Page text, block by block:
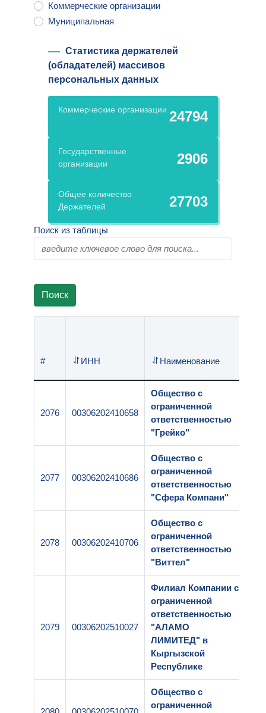
Коммерческие организации
Муниципальная
Статистика держателей
(обладателей) массивов
персональных данных
Коммерческие организации 24794
Государственные
организации
2906
Общее количество
Держателей
27703
Поиск из таблицы
Поиск
# ИНН Наименование
2076 00306202410658
Общество с
ограниченной
ответственностью
"Грейко"
2077 00306202410686
Общество с
ограниченной
ответственностью
"Сфера Компани"
2078 00306202410706
Общество с
ограниченной
ответственностью
"Виттел"
2079 00306202510027
Филиал Компании с
ограниченной
ответственностью
"АЛАМО
ЛИМИТЕД" в
Кыргызской
Республике
Общество с
ограниченной